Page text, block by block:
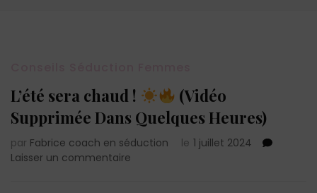
L’été sera chaud !
(Vidéo
Supprimée Dans Quelques Heures)
par Fabrice coach en séduction le 1 juillet 2024
Laisser un commentaire